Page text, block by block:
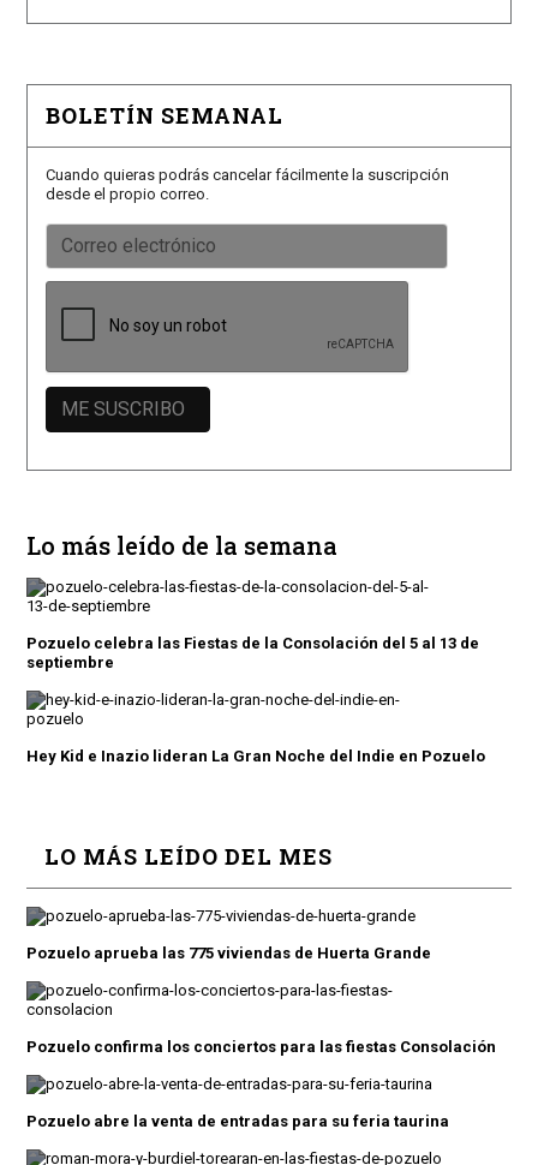
BOLETÍN SEMANAL
Cuando quieras podrás cancelar fácilmente la suscripción
desde el propio correo.
Lo más leído de la semana
Pozuelo celebra las Fiestas de la Consolación del 5 al 13 de
septiembre
Hey Kid e Inazio lideran La Gran Noche del Indie en Pozuelo
LO MÁS LEÍDO DEL MES
Pozuelo aprueba las 775 viviendas de Huerta Grande
Pozuelo confirma los conciertos para las fiestas Consolación
Pozuelo abre la venta de entradas para su feria taurina